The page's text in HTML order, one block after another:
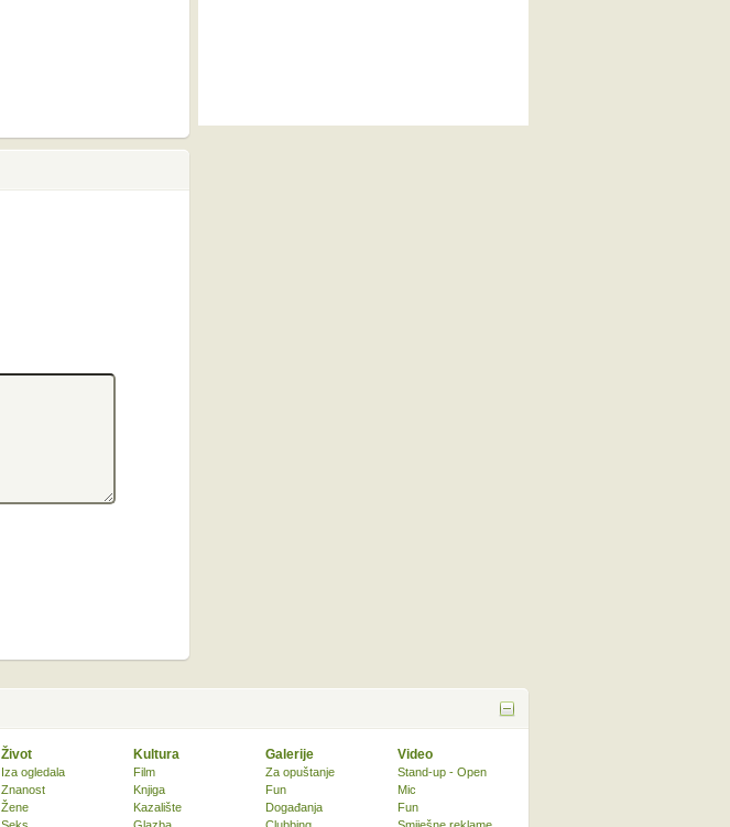
Život
Iza ogledala
Znanost
Žene
Kultura
Film
Knjiga
Kazalište
Galerije
Za opuštanje
Fun
Događanja
Video
Stand-up - Open
Mic
Fun